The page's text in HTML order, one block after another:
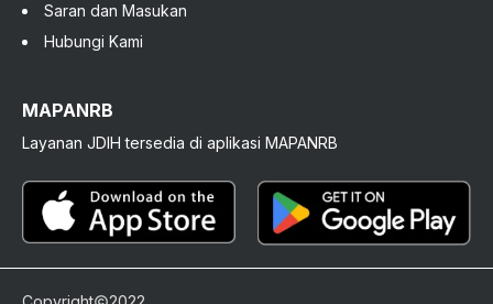
Saran dan Masukan
Hubungi Kami
MAPANRB
Layanan JDIH tersedia di aplikasi MAPANRB